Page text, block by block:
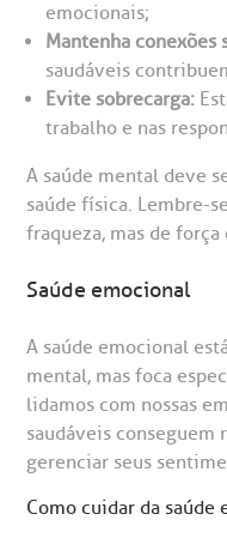
emocionais;
Mantenha conexões
saudáveis
Evite sobrecarga:
trabalho e nas
A saúde mental deve
saúde física. Lembre-
fraqueza, mas de
Saúde emocional
A saúde emocional
mental, mas foca
lidamos com nossas
saudáveis conseguem
gerenciar seus
Como cuidar da saúde